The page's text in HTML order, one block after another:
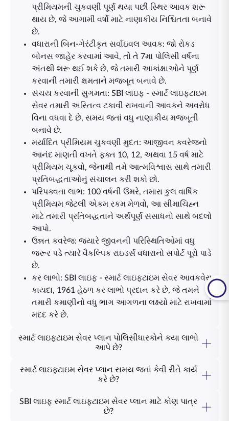
પ્રીમિયમની ચુકવણી પૂર્ણ થયા પછી સ્થિર આવક શરૂ
થાય છે, જે આગામી વર્ષો માટે નાણાકીય નિશ્ચિતતા બનાવે
છે.
વધારાની બિન-ગેરંટીકૃત સર્વાઇવલ આવક: જો રોકડ
બોનસ જાહેર કરવામાં આવે, તો તે 7મા પોલિસી વર્ષના
અંતથી શરૂ થઈ શકે છે, જે તમારી આકાંક્ષાઓને પૂર્ણ
કરવાની તમારી ક્ષમતાને મજબૂત બનાવે છે.
સંચય કરવાની સુગમતા: SBI લાઇફ - સ્માર્ટ લાઇફટાઇમ
સેવર તમારી અસ્તિત્વ ટકાવી રાખવાની આવકને અવરોધ
વિના વધવા દે છે, સમય જતાં વધુ નાણાકીય મજબૂતી
બનાવે છે.
મર્યાદિત પ્રીમિયમ ચુકવણી મુદત: આજીવન કવરેજનો
આનંદ માણતી વખતે ફક્ત 10, 12, અથવા 15 વર્ષ માટે
પ્રીમિયમ ચૂકવો, જેનાથી તમે આત્મવિશ્વાસ સાથે તમારી
પ્રતિબદ્ધતાઓનું સંચાલન કરી શકો છો.
પરિપક્વતા લાભ: 100 વર્ષની ઉંમરે, તમારા કુલ વાર્ષિક
પ્રીમિયમ જેટલી એકમ રકમ મેળવો, આ સીમાચિહ્ન
માટે તમારી પ્રતિબદ્ધતાને અર્થપૂર્ણ સંસાધનો સાથે બદલો
આપો.
ઉન્નત કવરેજ: જ્યારે જીવનની પરિસ્થિતિઓમાં વધુ
જરૂર પડે ત્યારે વૈકલ્પિક રાઇડર્સ વધારાનો સપોર્ટ પૂરો પાડે
છે.
કર લાભો: SBI લાઇફ - સ્માર્ટ લાઇફટાઇમ સેવર આવકવેરા
કાયદા, 1961 હેઠળ કર લાભો પ્રદાન કરે છે, જે તમને
તમારી કમાણીનો વધુ ભાગ આગળના લક્ષ્યો માટે રાખવામાં
મદદ કરે છે.
સ્માર્ટ લાઇફટાઇમ સેવર પ્લાન પોલિસીધારકોને કયા લાભો
આપે છે?
છે:
મૃત્યુ લાભ: સમગ્ર પોલિસી મુદત દરમ્યાન ૧૦૦ વર્ષની
પાસે આત્મવિશ્વાસ સાથે તેમના લક્ષ્યોને પ્રાપ્ત કરવા માટે
સ્માર્ટ લાઇફટાઇમ સેવર પ્લાન સમય જતાં કેવી રીતે કાર્ય
કરે છે?
ભવિષ્યને સુરક્ષિત કરે છે અને તમારા વ્યક્તિગત લક્ષ્યોને પૂર્ણ કરે છે.
મૃત્યુ લાભો પોલિસીની મુદત દરમ્યાન 100 વર્ષની ઉંમર સુધી વિસ્તરે
છે, જે ખાતરી કરે છે કે તમારા પ્રિયજનોની હંમેશા સંભાળ રાખવામાં
SBI લાઇફ સ્માર્ટ લાઇફટાઇમ સેવર પ્લાન માટે કોણ પાત્ર
છે?